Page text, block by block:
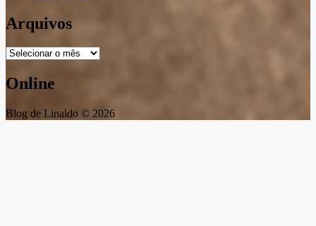
Arquivos
Arquivos
Online
Blog de Linaldo © 2026